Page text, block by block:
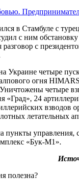
в Стамбуле с
с ним
разговор с
Украине четыре
огня
четыре
«Град», 24
взводов
летательных
пункты управления,
«Бук-М1».
полезна?